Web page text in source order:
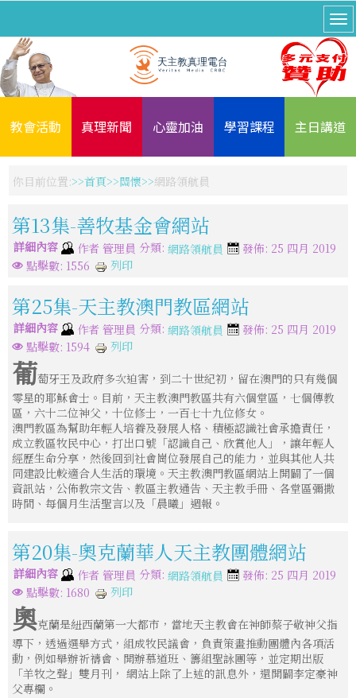
教會活動 真理新聞 心靈加油 學習課程 主日講道
你目前位置: 首頁 關懷 網路領航員
第13集-善牧基金會網站
詳細內容 作者 管理員 分類: 網路領航員
發佈: 25 四月 2019
點擊數: 1556
列印
第25集-天主教澳門教區網站
詳細內容 作者 管理員 分類: 網路領航員
發佈: 25 四月 2019
點擊數: 1594
列印
葡萄牙王及政府多次迫害，到二十世紀初，留在澳門的只有幾個
零星的耶穌會士。目前，天主教澳門教區共有六個堂區，七個傳教
區，六十二位神父，十位修士，一百七十九位修女。
澳門教區為幫助年輕人培養及發展人格、積極認識社會承擔責任，
成立教區牧民中心，打出口號「認識自己、欣賞他人」，讓年輕人
經歷生命分享，然後回到社會崗位發展自己的能力，並與其他人共
同建設比較適合人生活的環境。天主教澳門教區網站上開闢了一個
資訊站，公佈教宗文告、教區主教通告、天主教手冊、各堂區彌撒
時間、每個月生活聖言以及「晨曦」週報。
第20集-奧克蘭華人天主教團體網站
詳細內容 作者 管理員 分類: 網路領航員
發佈: 25 四月 2019
點擊數: 1680
列印
奧克蘭是紐西蘭第一大都市，當地天主教會在神師蔡子敬神父指
導下，透過選舉方式，組成牧民議會，負責策畫推動團體內各項活
動，例如舉辦祈禱會、開辦慕道班、籌組聖詠團等，並定期出版
「羊牧之聲」雙月刊， 網站上除了上述的訊息外，還開闢李定豪神
父專欄。